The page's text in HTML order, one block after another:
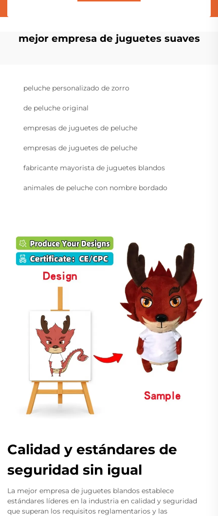
mejor empresa de juguetes suaves
peluche personalizado de zorro
de peluche original
empresas de juguetes de peluche
empresas de juguetes de peluche
fabricante mayorista de juguetes blandos
animales de peluche con nombre bordado
Calidad y estándares de
seguridad sin igual
La mejor empresa de juguetes blandos establece
estándares líderes en la industria en calidad y seguridad
que superan los requisitos reglamentarios y las